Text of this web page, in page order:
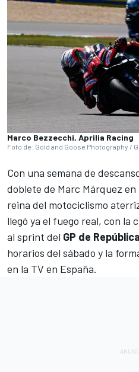
Marco Bezzecchi, Aprilia Racing
Foto de: Gold and Goose Photography /
Con una semana de
doblete de Marc Márquez en
reina del motociclismo
llegó ya el fuego real, con la
al sprint del GP de
horarios del sábado y la
en la TV en España.